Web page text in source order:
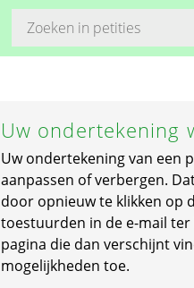
Uw ondertekening
Uw ondertekening van een
aanpassen of verbergen.
door opnieuw te klikken op
toestuurden in de e-mail ter
pagina die dan verschijnt
mogelijkheden toe.